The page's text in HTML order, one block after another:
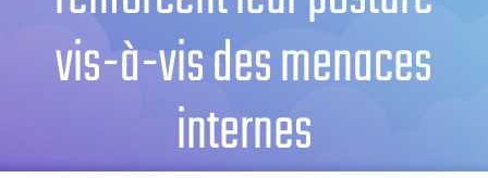
vis-à-vis des menaces
internes